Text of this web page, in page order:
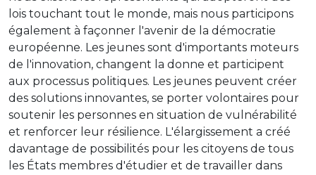
lois touchant tout le monde, mais nous participons
également à façonner l'avenir de la démocratie
européenne. Les jeunes sont d'importants moteurs
de l'innovation, changent la donne et participent
aux processus politiques. Les jeunes peuvent créer
des solutions innovantes, se porter volontaires pour
soutenir les personnes en situation de vulnérabilité
et renforcer leur résilience. L'élargissement a créé
davantage de possibilités pour les citoyens de tous
les États membres d'étudier et de travailler dans